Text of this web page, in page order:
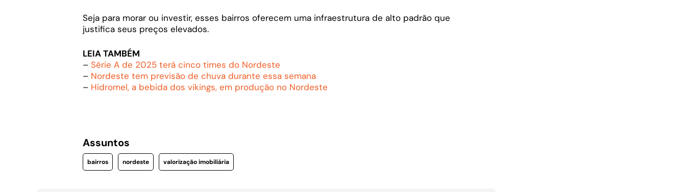
Seja para morar ou investir, esses bairros oferecem uma infraestrutura de alto padrão que
justifica seus preços elevados.
LEIA TAMBÉM
– Série A de 2025 terá cinco times do Nordeste
– Nordeste tem previsão de chuva durante essa semana
– Hidromel, a bebida dos vikings, em produção no Nordeste
Assuntos
bairros nordeste valorização imobiliária